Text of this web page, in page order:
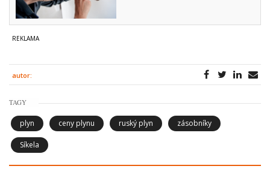
autor:
TAGY
plyn ceny plynu ruský plyn zásobníky
Síkela